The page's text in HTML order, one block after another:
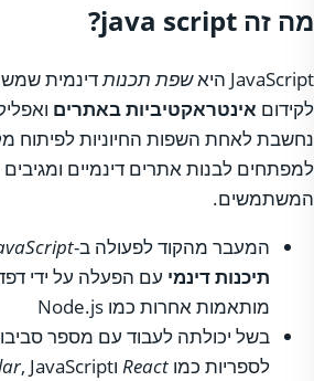
מה זה java script?
JavaScript היא שפת תכנותדינמית
לקידום אינטראקטיביות באתרים
נחשבת לאחת השפות החיוניות לפיתוח
למפתחים לבנות אתרים דינמיים ומגיבים
המשתמשים.
המעבר מהקוד לפעולה ב-
תיכנות דינמי עם הפעלה על ידי
מותאמות אחרות כמו Node.js
בשל יכולתה לעבוד עם מספר
לספריות כמו React ו